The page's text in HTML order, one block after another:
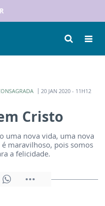
20 JAN 2020 - 11H12
Cristo
uma nova vida, uma nova
maravilhoso, pois somos
a felicidade.